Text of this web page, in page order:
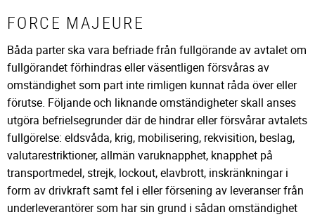
FORCE MAJEURE
Båda parter ska vara befriade från fullgörande av avtalet om
fullgörandet förhindras eller väsentligen försvåras av
omständighet som part inte rimligen kunnat råda över eller
förutse. Följande och liknande omständigheter skall anses
utgöra befrielsegrunder där de hindrar eller försvårar avtalets
fullgörelse: eldsvåda, krig, mobilisering, rekvisition, beslag,
valutarestriktioner, allmän varuknapphet, knapphet på
transportmedel, strejk, lockout, elavbrott, inskränkningar i
form av drivkraft samt fel i eller försening av leveranser från
underleverantörer som har sin grund i sådan omständighet